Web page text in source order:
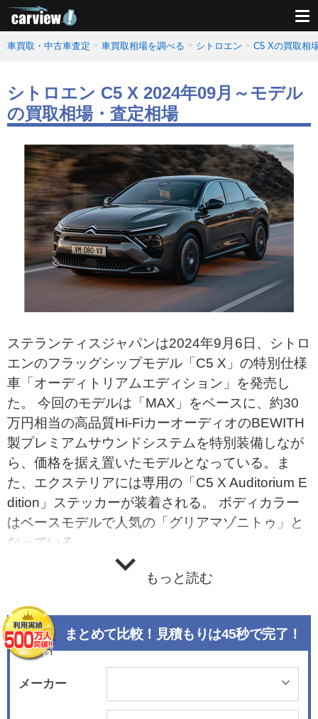
車買取・中古車査定 車買取相場を調べる シトロエン C5 Xの買取相
シトロエン C5 X 2024年09月～モデル
の買取相場・査定相場
ステランティスジャパンは2024年9月6日、シトロ
エンのフラッグシップモデル「C5 X」の特別仕様
車「オーディトリアムエディション」を発売し
た。 今回のモデルは「MAX」をベースに、約30
万円相当の高品質Hi-FiカーオーディオのBEWITH
製プレミアムサウンドシステムを特別装備しなが
ら、価格を据え置いたモデルとなっている。ま
た、エクステリアには専用の「C5 X Auditorium E
dition」ステッカーが装着される。 ボディカラー
はベースモデルで人気の「グリアマゾニトゥ」と
なっている。
もっと読む
まとめて比較！見積もりは45秒で完了！
メーカー